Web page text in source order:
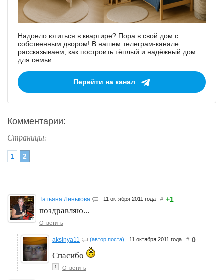
Надоело ютиться в квартире? Пора в свой дом с
собственным двором! В нашем телеграм-канале
рассказываем, как построить тёплый и надёжный дом
для семьи.
Перейти на канал
Комментарии:
Страницы:
1 2
Татьяна Линькова 11 октября 2011 года # +1
поздравляю...
Ответить
aksinya11 (автор поста) 11 октября 2011 года # 0
Спасибо
↑ Ответить